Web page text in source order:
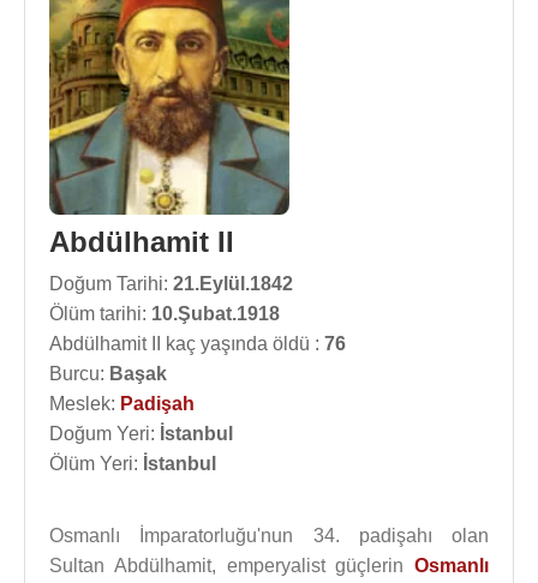
Abdülhamit II
Doğum Tarihi: 21.Eylül.1842
Ölüm tarihi: 10.Şubat.1918
Abdülhamit II kaç yaşında öldü : 76
Burcu: Başak
Meslek: Padişah
Doğum Yeri: İstanbul
Ölüm Yeri: İstanbul
Osmanlı İmparatorluğu'nun 34. padişahı olan
Sultan Abdülhamit, emperyalist güçlerin Osmanlı